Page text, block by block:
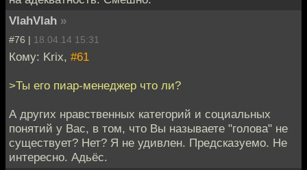
VlahVlah »
#76 | 18.04.14 15:31
Кому: Krix, #61
>Ты его пиар-менеджер что ли?
А других нравственных категорий и социальных
понятий у Вас, в том, что Вы называете "голова" не
существует? Нет? Я не удивлен. Предсказуемо. Не
интересно. Адьёс.